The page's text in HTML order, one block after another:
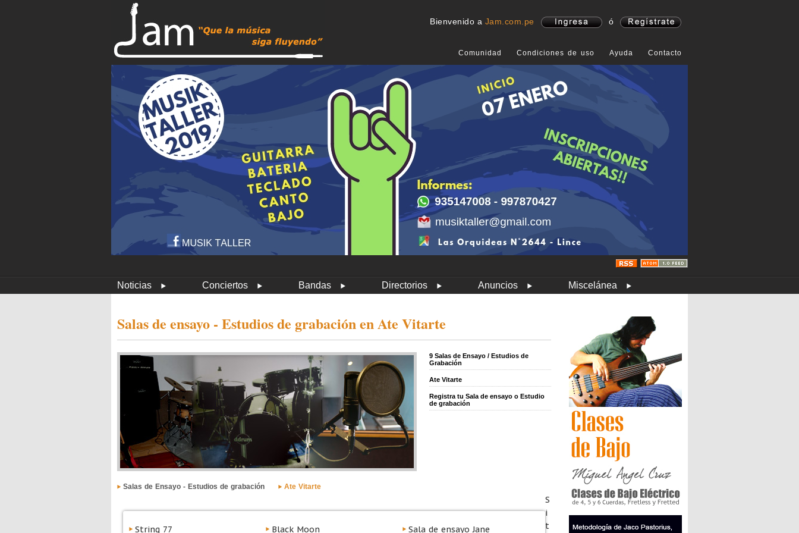
Bienvenido a Jam.com.pe ó
Comunidad Condiciones de uso Ayuda Contacto
Noticias Conciertos Bandas Directorios Anuncios Miscelánea
Salas de ensayo - Estudios de grabación en Ate Vitarte
9 Salas de Ensayo / Estudios de
Grabación
Ate Vitarte
Registra tu Sala de ensayo o Estudio
de grabación
Salas de Ensayo - Estudios de grabación Ate Vitarte
String 77 Black Moon
Sala de ensayo Jane
S
i
t